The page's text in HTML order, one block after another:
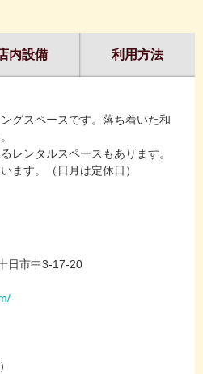
内設備 利用方法
グスペースです。落ち着いた和
レンタルスペースもあります。
ます。（日月は定休日）
日市中3-17-20